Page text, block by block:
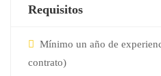
Requisitos
Mínimo un año de
contrato)